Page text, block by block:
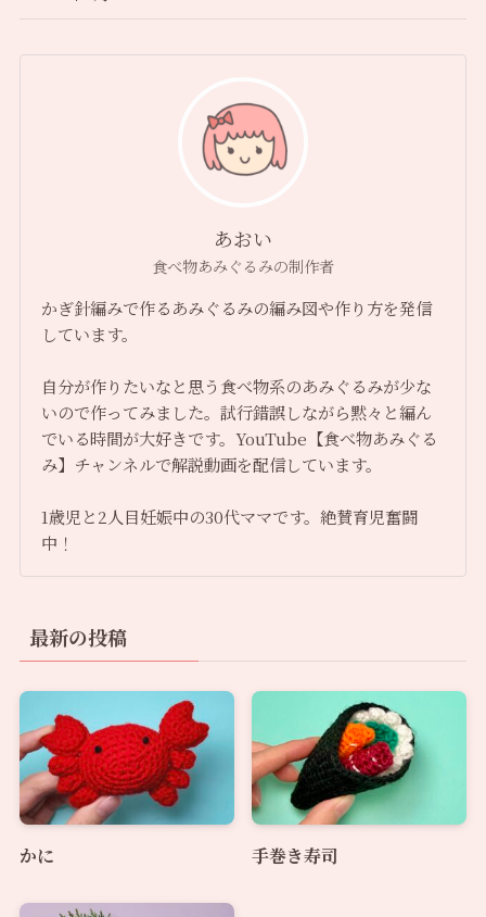
あおい
食べ物あみぐるみの制作者
かぎ針編みで作るあみぐるみの編み図や作り方を発信
しています。
自分が作りたいなと思う食べ物系のあみぐるみが少な
いので作ってみました。試行錯誤しながら黙々と編ん
でいる時間が大好きです。YouTube【食べ物あみぐる
み】チャンネルで解説動画を配信しています。
1歳児と2人目妊娠中の30代ママです。絶賛育児奮闘
中！
最新の投稿
かに 手巻き寿司